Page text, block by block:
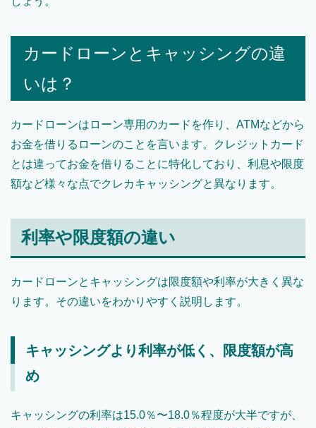
カードローンとキャッシングの違
いは？
カードローンはローン専用のカードを作り、ATMなどから
お金を借りるローンのことを言います。クレジットカード
とは違ってお金を借りることに特化しており、利息や限度
額など様々な点でクレカキャッシングと異なります。
利率や限度額の違い
カードローンとキャッシングは限度額や利率が大きく異な
ります。その違いをわかりやすく説明します。
キャッシングより利率が低く、限度額が高
め
キャッシングの利率は15.0％〜18.0％程度が大半ですが、